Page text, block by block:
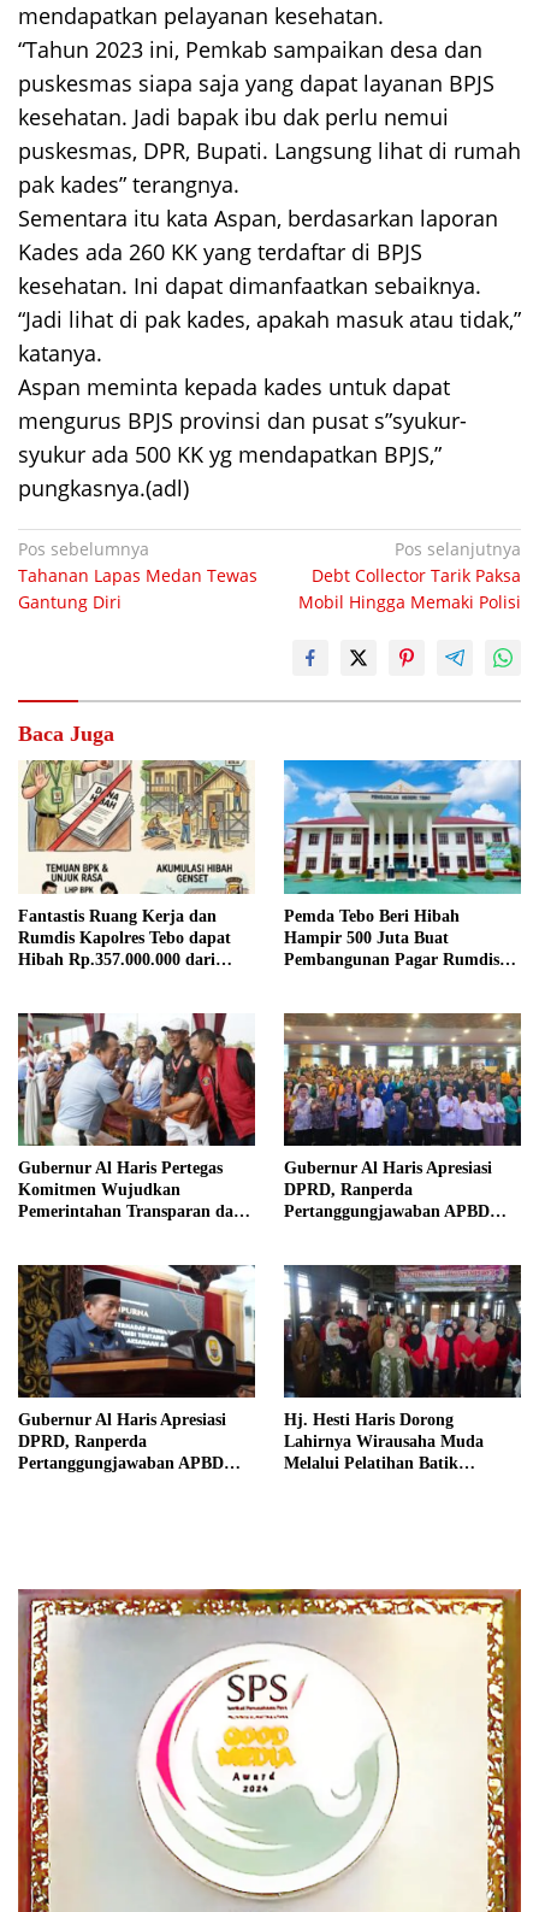
mendapatkan pelayanan kesehatan.
“Tahun 2023 ini, Pemkab sampaikan desa dan
puskesmas siapa saja yang dapat layanan BPJS
kesehatan. Jadi bapak ibu dak perlu nemui
puskesmas, DPR, Bupati. Langsung lihat di rumah
pak kades” terangnya.
Sementara itu kata Aspan, berdasarkan laporan
Kades ada 260 KK yang terdaftar di BPJS
kesehatan. Ini dapat dimanfaatkan sebaiknya.
“Jadi lihat di pak kades, apakah masuk atau tidak,”
katanya.
Aspan meminta kepada kades untuk dapat
mengurus BPJS provinsi dan pusat s”syukur-
syukur ada 500 KK yg mendapatkan BPJS,”
pungkasnya.(adl)
Navigasi
pos
Pos sebelumnya
Tahanan Lapas Medan Tewas
Gantung Diri
Pos selanjutnya
Debt Collector Tarik Paksa
Mobil Hingga Memaki Polisi
Baca Juga
Fantastis Ruang Kerja dan
Rumdis Kapolres Tebo dapat
Hibah Rp.357.000.000 dari
Pemda Tebo Beri Hibah
Hampir 500 Juta Buat
Pembangunan Pagar Rumdis
Gubernur Al Haris Pertegas
Komitmen Wujudkan
Pemerintahan Transparan dan
Gubernur Al Haris Apresiasi
DPRD, Ranperda
Pertanggungjawaban APBD
Gubernur Al Haris Apresiasi
DPRD, Ranperda
Pertanggungjawaban APBD
Hj. Hesti Haris Dorong
Lahirnya Wirausaha Muda
Melalui Pelatihan Batik